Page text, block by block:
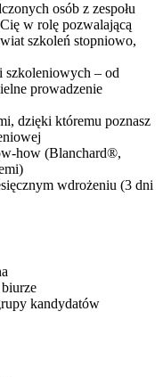
osób z zespołu
w rolę pozwalającą
szkoleń stopniowo,
szkoleniowych – od
prowadzenie
dzięki któremu poznasz
how (Blanchard®,
wdrożeniu (3 dni
kandydatów